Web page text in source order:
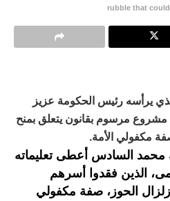
rubble that
يرأسه رئيس الحكومة عزيز
مشروع مرسوم بقانون يتعلق بمنح
مكفولي الأمة.
محمد السادس أعطى تعليماته
الذين فقدوا أسرهم
الحوز، صفة مكفولي